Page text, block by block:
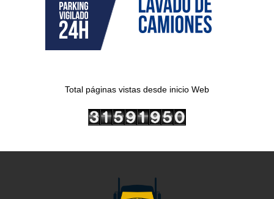
Total páginas vistas desde inicio Web